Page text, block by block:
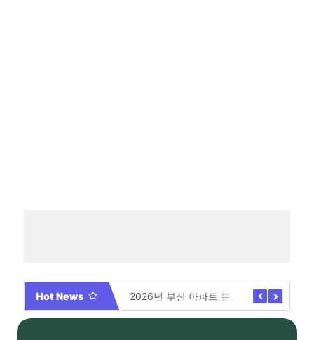
Hot News Video By 대학전쟁 시즌 3 전편 공개 완료!